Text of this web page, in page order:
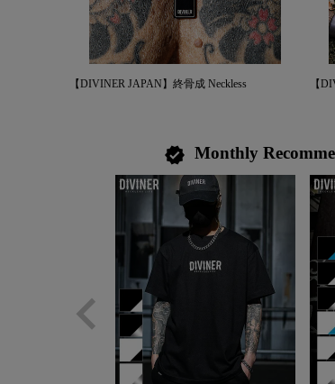
【DIVINER JAPAN】終骨成 Neckless 【
verified Monthly